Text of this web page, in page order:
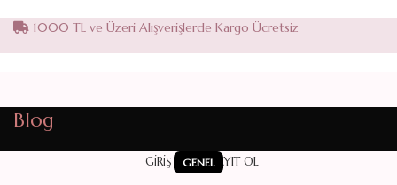
1000 TL ve Üzeri Alışverişlerde Kargo Ücretsiz
GIRIŞ YAP / KAYIT OL
Blog
GENEL